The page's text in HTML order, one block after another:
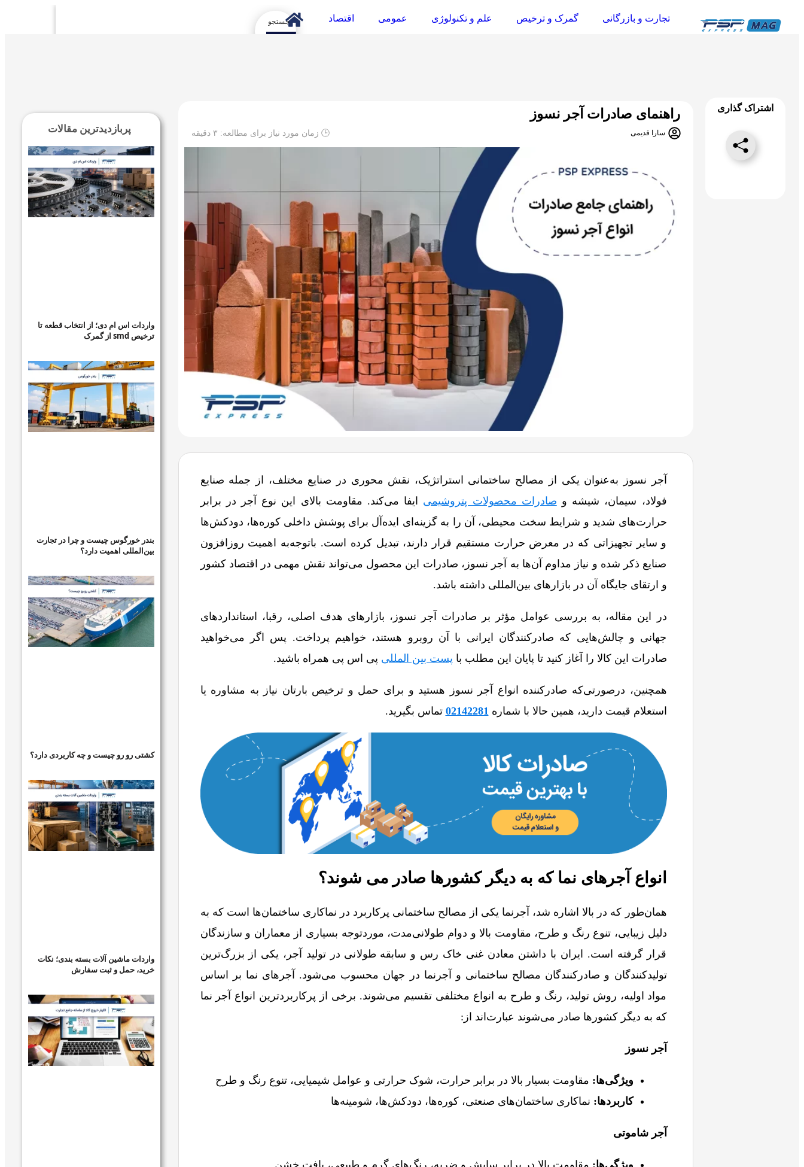
تجارت و بازرگانی گمرک و ترخیص علم و تکنولوژی عمومی اقتصاد
اشتراک گذاری راهنمای صادرات آجر نسوز
سارا قدیمی 🕒 زمان مورد نیاز برای مطالعه: ۳ دقیقه
آجر نسوز به‌عنوان یکی از مصالح ساختمانی استراتژیک، نقش محوری در صنایع مختلف، از جمله صنایع
فولاد، سیمان، شیشه و صادرات محصولات پتروشیمی ایفا می‌کند. مقاومت بالای این نوع آجر در برابر
حرارت‌های شدید و شرایط سخت محیطی، آن را به گزینه‌ای ایده‌آل برای پوشش داخلی کوره‌ها، دودکش‌ها
و سایر تجهیزاتی که در معرض حرارت مستقیم قرار دارند، تبدیل کرده است. باتوجه‌به اهمیت روزافزون
صنایع ذکر شده و نیاز مداوم آن‌ها به آجر نسوز، صادرات این محصول می‌تواند نقش مهمی در اقتصاد کشور
و ارتقای جایگاه آن در بازارهای بین‌المللی داشته باشد.
در این مقاله، به بررسی عوامل مؤثر بر صادرات آجر نسوز، بازارهای هدف اصلی، رقبا، استانداردهای
جهانی و چالش‌هایی که صادرکنندگان ایرانی با آن روبرو هستند، خواهیم پرداخت. پس اگر می‌خواهید
صادرات این کالا را آغاز کنید تا پایان این مطلب با پست بین المللی پی اس پی همراه باشید.
همچنین، درصورتی‌که صادرکننده انواع آجر نسوز هستید و برای حمل و ترخیص بارتان نیاز به مشاوره یا
استعلام قیمت دارید، همین حالا با شماره 02142281 تماس بگیرید.
انواع آجرهای نما که به دیگر کشورها صادر می‌ شوند؟
همان‌طور که در بالا اشاره شد، آجرنما یکی از مصالح ساختمانی پرکاربرد در نماکاری ساختمان‌ها است که به
دلیل زیبایی، تنوع رنگ و طرح، مقاومت بالا و دوام طولانی‌مدت، موردتوجه بسیاری از معماران و سازندگان
قرار گرفته است. ایران با داشتن معادن غنی خاک رس و سابقه طولانی در تولید آجر، یکی از بزرگ‌ترین
تولیدکنندگان و صادرکنندگان مصالح ساختمانی و آجرنما در جهان محسوب می‌شود. آجرهای نما بر اساس
مواد اولیه، روش تولید، رنگ و طرح به انواع مختلفی تقسیم می‌شوند. برخی از پرکاربردترین انواع آجر نما
که به دیگر کشورها صادر می‌شوند عبارت‌اند از:
آجر نسوز
ویژگی‌ها: مقاومت بسیار بالا در برابر حرارت، شوک حرارتی و عوامل شیمیایی، تنوع رنگ و طرح
کاربردها: نماکاری ساختمان‌های صنعتی، کوره‌ها، دودکش‌ها، شومینه‌ها
آجر شاموتی
پربازدیدترین مقالات
واردات اس ام دی؛ از انتخاب قطعه تا
ترخیص smd از گمرک
بندر خورگوس چیست و چرا در تجارت
بین‌المللی اهمیت دارد؟
کشتی رو رو چیست و چه کاربردی دارد؟
واردات ماشین آلات بسته بندی؛ نکات
خرید، حمل و ثبت سفارش